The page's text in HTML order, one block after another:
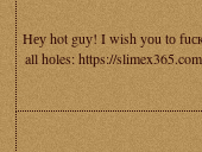
Hеу hot guу! I wish yоu tо
all hоles: https://